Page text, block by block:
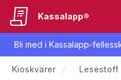
Bli med i Kassalapp-
Kassalapp®
Kioskvarer Lesestoff